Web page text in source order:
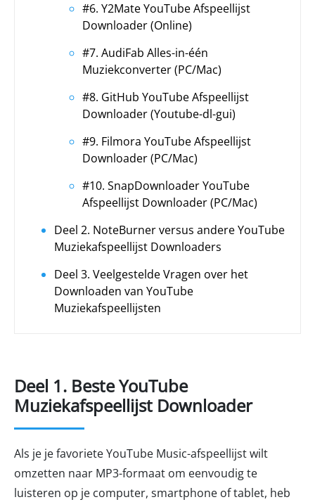
#6. Y2Mate YouTube Afspeellijst
Downloader (Online)
#7. AudiFab Alles-in-één
Muziekconverter (PC/Mac)
#8. GitHub YouTube Afspeellijst
Downloader (Youtube-dl-gui)
#9. Filmora YouTube Afspeellijst
Downloader (PC/Mac)
#10. SnapDownloader YouTube
Afspeellijst Downloader (PC/Mac)
Deel 2. NoteBurner versus andere YouTube
Muziekafspeellijst Downloaders
Deel 3. Veelgestelde Vragen over het
Downloaden van YouTube
Muziekafspeellijsten
Deel 1. Beste YouTube
Muziekafspeellijst Downloader
Als je je favoriete YouTube Music-afspeellijst wilt
omzetten naar MP3-formaat om eenvoudig te
luisteren op je computer, smartphone of tablet, heb